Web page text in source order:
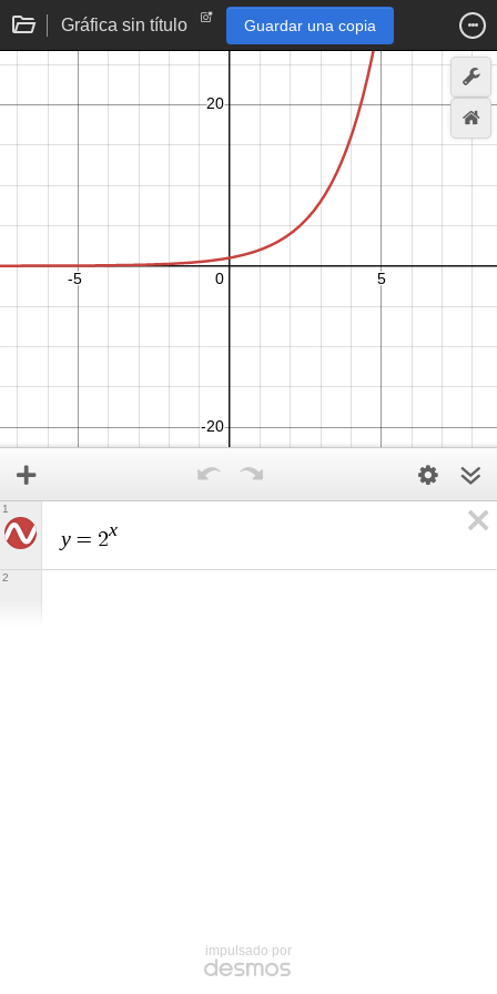
Gráfica sin título Guardar una copia
y = 2x
1
2
impulsado por